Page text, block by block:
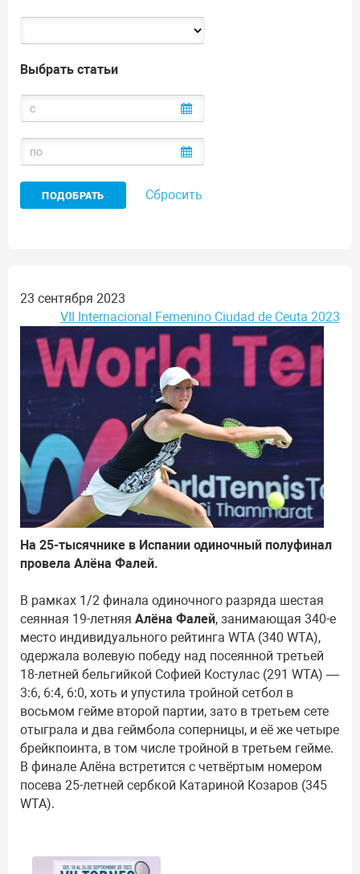
Выбрать статьи
Сбросить
23 сентября 2023
VII Internacional Femenino Ciudad de Ceuta 2023
На 25-тысячнике в Испании одиночный полуфинал
провела Алёна Фалей.
В рамках 1/2 финала одиночного разряда шестая
сеянная 19-летняя Алёна Фалей, занимающая 340-е
место индивидуального рейтинга WTA (340 WTA),
одержала волевую победу над посеянной третьей
18-летней бельгийкой Софией Костулас (291 WTA) —
3:6, 6:4, 6:0, хоть и упустила тройной сетбол в
восьмом гейме второй партии, зато в третьем сете
отыграла и два геймбола соперницы, и её же четыре
брейкпоинта, в том числе тройной в третьем гейме.
В финале Алёна встретится с четвёртым номером
посева 25-летней сербкой Катариной Козаров (345
WTA).